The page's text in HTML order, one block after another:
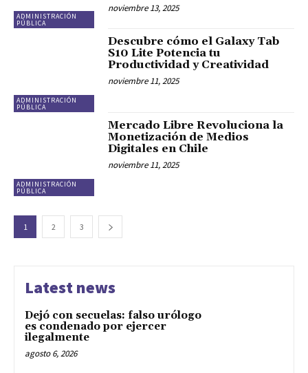
ADMINISTRACIÓN
PÚBLICA
noviembre 13, 2025
ADMINISTRACIÓN
PÚBLICA
Descubre cómo el Galaxy Tab
S10 Lite Potencia tu
Productividad y Creatividad
noviembre 11, 2025
ADMINISTRACIÓN
PÚBLICA
Mercado Libre Revoluciona la
Monetización de Medios
Digitales en Chile
noviembre 11, 2025
1 2 3
Latest news
Dejó con secuelas: falso urólogo
es condenado por ejercer
ilegalmente
agosto 6, 2026